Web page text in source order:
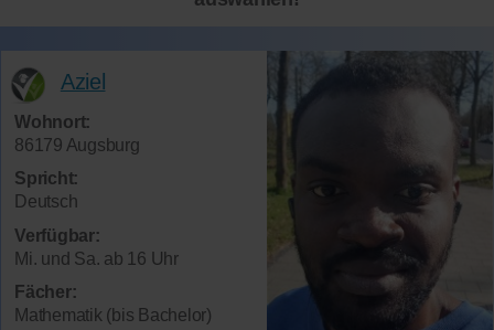
Aziel
Wohnort:
86179 Augsburg
Spricht:
Deutsch
Verfügbar:
Mi. und Sa. ab 16 Uhr
Fächer:
Mathematik (bis Bachelor)